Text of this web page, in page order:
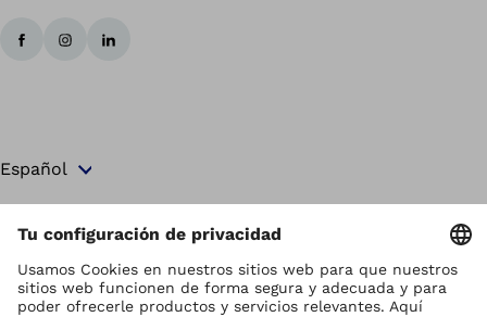
Los derechos de autor son propiedad de Ottobock
Ajustes de la protección de datos